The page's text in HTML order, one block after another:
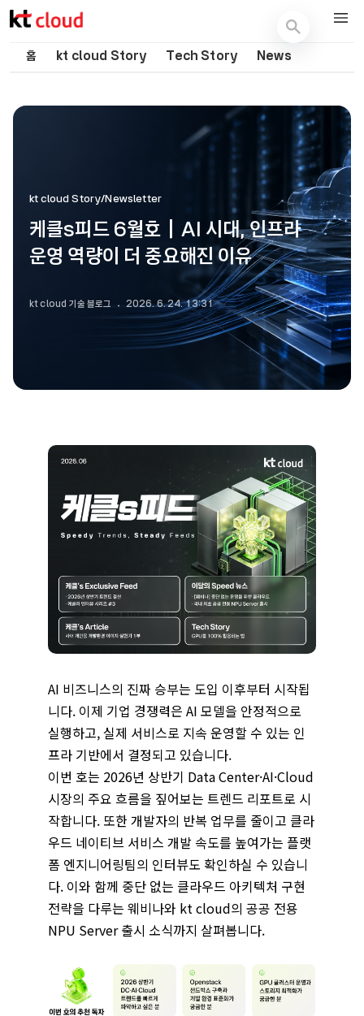
기술 블로그 (Tech) | kt cloud
홈 kt cloud Story Tech Story News
kt cloud Story/Newsletter
케클s피드 6월호｜AI 시대, 인프라
운영 역량이 더 중요해진 이유
kt cloud 기술 블로그 2026. 6. 24. 13:31
AI 비즈니스의 진짜 승부는 도입 이후부터 시작됩
니다. 이제 기업 경쟁력은 AI 모델을 안정적으로
실행하고, 실제 서비스로 지속 운영할 수 있는 인
프라 기반에서 결정되고 있습니다.
이번 호는 2026년 상반기 Data Center·AI·Cloud
시장의 주요 흐름을 짚어보는 트렌드 리포트로 시
작합니다. 또한 개발자의 반복 업무를 줄이고 클라
우드 네이티브 서비스 개발 속도를 높여가는 플랫
폼 엔지니어링팀의 인터뷰도 확인하실 수 있습니
다. 이와 함께 중단 없는 클라우드 아키텍처 구현
전략을 다루는 웨비나와 kt cloud의 공공 전용
NPU Server 출시 소식까지 살펴봅니다.